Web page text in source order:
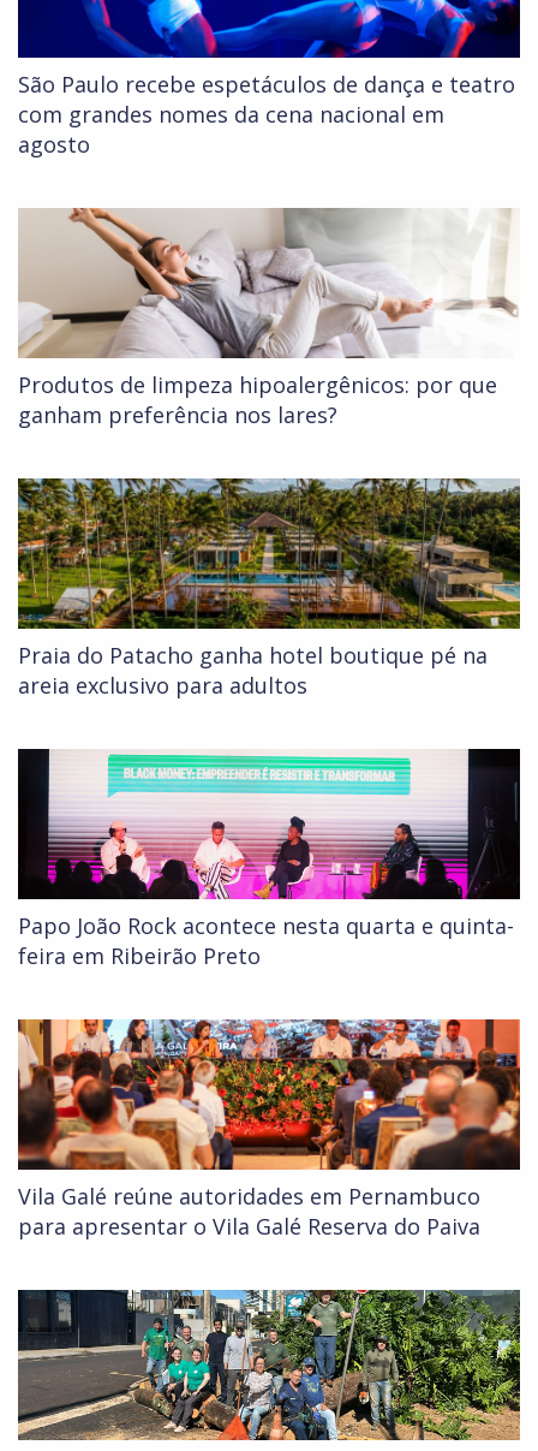
São Paulo recebe espetáculos de dança e teatro
com grandes nomes da cena nacional em
agosto
Produtos de limpeza hipoalergênicos: por que
ganham preferência nos lares?
Praia do Patacho ganha hotel boutique pé na
areia exclusivo para adultos
Papo João Rock acontece nesta quarta e quinta-
feira em Ribeirão Preto
Vila Galé reúne autoridades em Pernambuco
para apresentar o Vila Galé Reserva do Paiva